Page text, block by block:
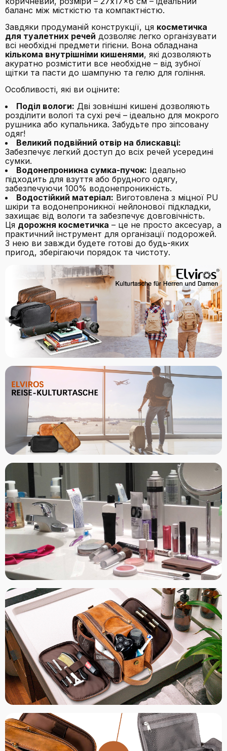
баланс між місткістю та компактністю.
Завдяки продуманій конструкції, ця косметичка
для туалетних речей дозволяє легко організувати
всі необхідні предмети гігієни. Вона обладнана
кількома внутрішніми кишенями, які дозволяють
акуратно розмістити все необхідне – від зубної
щітки та пасти до шампуню та гелю для гоління.
Особливості, які ви оціните:
Поділ вологи: Дві зовнішні кишені дозволяють
розділити вологі та сухі речі – ідеально для мокрого
рушника або купальника. Забудьте про зіпсовану
одяг!
Великий подвійний отвір на блискавці:
Забезпечує легкий доступ до всіх речей усередині
сумки.
Водонепроникна сумка-пучок: Ідеально
підходить для взуття або брудного одягу,
забезпечуючи 100% водонепроникність.
Водостійкий матеріал: Виготовлена з міцної PU
шкіри та водонепроникної нейлонової підкладки,
захищає від вологи та забезпечує довговічність.
Ця дорожня косметичка – це не просто аксесуар, а
практичний інструмент для організації подорожей.
З нею ви завжди будете готові до будь-яких
пригод, зберігаючи порядок та чистоту.